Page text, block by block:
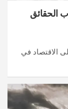
الحقائق
الاقتصاد في